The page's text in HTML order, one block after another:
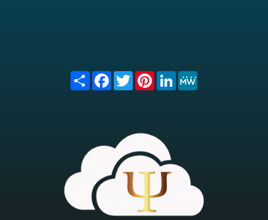
Share FacebookTwitterPinterest
LinkedIn